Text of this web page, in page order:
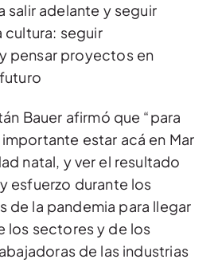
salir adelante y seguir
seguir
pensar proyectos en
Bauer afirmó que “para
estar acá en Mar
natal, y ver el resultado
esfuerzo durante los
de la pandemia para llegar
los sectores y de los
de las industrias